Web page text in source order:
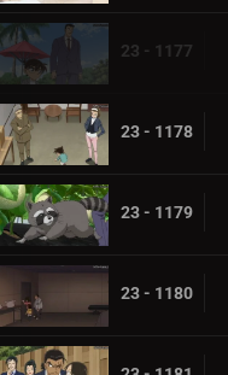
23 - 1177
23 - 1178
23 - 1179
23 - 1180